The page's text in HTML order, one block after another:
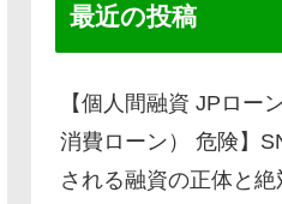
最近の投稿
【個人間融資 JPロー
消費ローン） 危険】
される融資の正体と